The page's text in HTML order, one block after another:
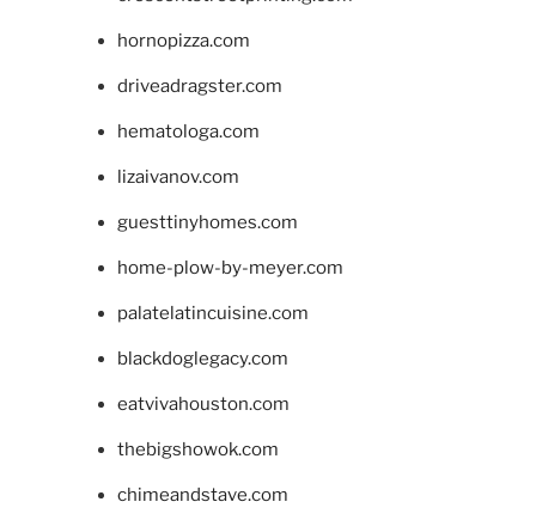
hornopizza.com
driveadragster.com
hematologa.com
lizaivanov.com
guesttinyhomes.com
home-plow-by-meyer.com
palatelatincuisine.com
blackdoglegacy.com
eatvivahouston.com
thebigshowok.com
chimeandstave.com